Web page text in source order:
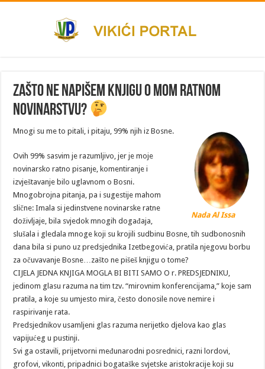
Zašto ne napišem knjigu o mom ratnom
novinarstvu?
Nada Al Issa
Mnogi su me to pitali, i pitaju, 99% njih iz Bosne.
Ovih 99% sasvim je razumljivo, jer je moje
novinarsko ratno pisanje, komentiranje i
izvještavanje bilo uglavnom o Bosni.
Mnogobrojna pitanja, pa i sugestije mahom
slične: Imala si jedinstvene novinarske ratne
doživljaje, bila svjedok mnogih događaja,
slušala i gledala mnoge koji su krojili sudbinu Bosne, tih sudbonosnih
dana bila si puno uz predsjednika Izetbegovića, pratila njegovu borbu
za očuvavanje Bosne…zašto ne pišeš knjigu o tome?
CIJELA JEDNA KNJIGA MOGLA BI BITI SAMO O r. PREDSJEDNIKU,
jedinom glasu razuma na tim tzv. “mirovnim konferencijama,” koje sam
pratila, a koje su umjesto mira, često donosile nove nemire i
raspirivanje rata.
Predsjednikov usamljeni glas razuma nerijetko djelova kao glas
vapijućeg u pustinji.
Svi ga ostavili, prijetvorni međunarodni posrednici, razni lordovi,
grofovi, vikonti, pripadnici bogataške svjetske aristokracije koji su